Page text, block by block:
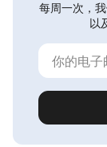
每周一次，
以